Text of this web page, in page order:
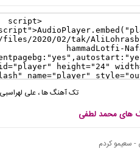
تک آهنگ ها، علی لهراسبی
های محمد لطفی
سعیمو کردم